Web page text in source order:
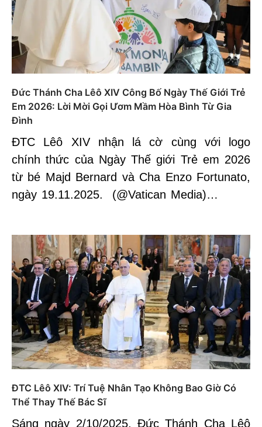
Đức Thánh Cha Lêô XIV Công Bố Ngày Thế Giới Trẻ
Em 2026: Lời Mời Gọi Ươm Mầm Hòa Bình Từ Gia
Đình
ĐTC Lêô XIV nhận lá cờ cùng với logo
chính thức của Ngày Thế giới Trẻ em 2026
từ bé Majd Bernard và Cha Enzo Fortunato,
ngày 19.11.2025. (@Vatican Media)…
ĐTC Lêô XIV: Trí Tuệ Nhân Tạo Không Bao Giờ Có
Thể Thay Thế Bác Sĩ
Sáng ngày 2/10/2025, Đức Thánh Cha Lêô